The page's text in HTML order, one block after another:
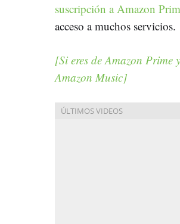
suscripción a Amazon
acceso a muchos servicios.
[Si eres de Amazon Prime
Amazon Music]